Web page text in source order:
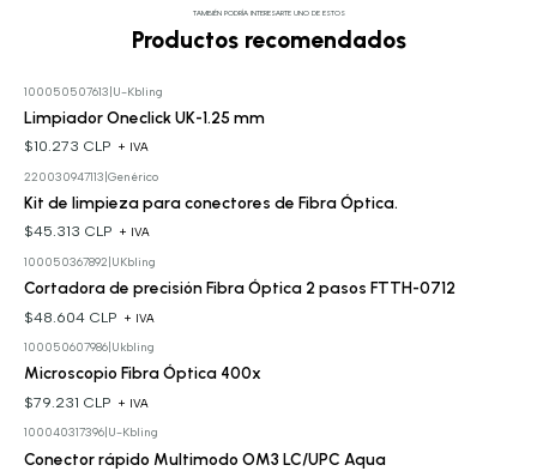
TAMBIÉN PODRÍA INTERESARTE UNO DE ESTOS
Productos recomendados
100050507613 U-Kbling
Limpiador Oneclick UK-1.25 mm
$10.273 CLP + IVA
220030947113 Genérico
Kit de limpieza para conectores de Fibra Óptica.
$45.313 CLP + IVA
100050367892 UKbling
Cortadora de precisión Fibra Óptica 2 pasos FTTH-0712
$48.604 CLP + IVA
100050607986| Ukbling
Microscopio Fibra Óptica 400x
$79.231 CLP + IVA
100040317396| U-Kbling
Conector rápido Multimodo OM3 LC/UPC Aqua